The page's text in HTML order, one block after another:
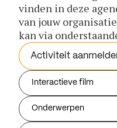
vinden in deze
van jouw
kan via
Activiteit
Interactieve film
Onderwerpen